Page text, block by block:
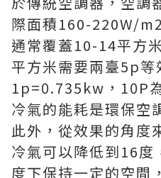
際面積160-220W/
通常覆蓋10-14平方
平方米需要兩臺5p等
1p=0.735kw，10P
冷氣的能耗是環保空
此外，從效果的角度
冷氣可以降低到16度
度下保持一定的空間